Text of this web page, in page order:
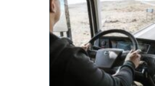
Samtidigt förväntas
hållbara prestationer
över tid. I den verkligh...